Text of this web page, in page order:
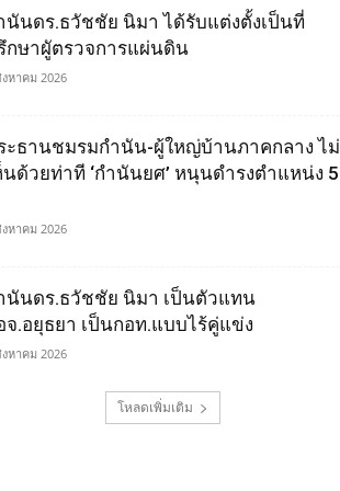
นันดร.ธวัชชัย นิมา ได้รับแต่งตั้งเป็นที่
กษาผูัตรวจการแผ่นดิน
หาคม 2026
ะธานชมรมกำนัน-ผู้ใหญ่บ้านภาคกลาง ไม่
นด้วยท่าที ‘กำนันยศ’ หนุนดำรงตำแหน่ง 5
หาคม 2026
นันดร.ธวัชชัย นิมา เป็นตัวแทน
จ.อยุธยา เป็นกอท.แบบไร้คู่แข่ง
หาคม 2026
โหลดเพิ่มเติม